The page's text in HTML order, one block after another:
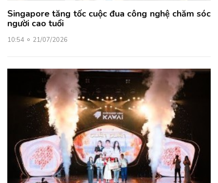
Singapore tăng tốc cuộc đua công nghệ chăm sóc
người cao tuổi
10:54 21/07/2026